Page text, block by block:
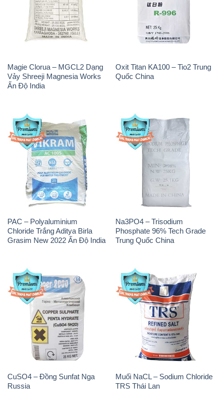
Magie Clorua – MGCL2 Dạng
Vảy Shreeji Magnesia Works
Ấn Độ India
Oxit Titan KA100 – Tio2 Trung
PAC – Polyaluminium
Chloride Trắng Aditya Birla
Grasim New 2022 Ấn Độ India
Phosphate 96% Tech Grade
Trung Quốc China
CuSO4 – Đồng Sunfat Nga
Muối NaCL – Sodium Chloride
TRS Thái Lan